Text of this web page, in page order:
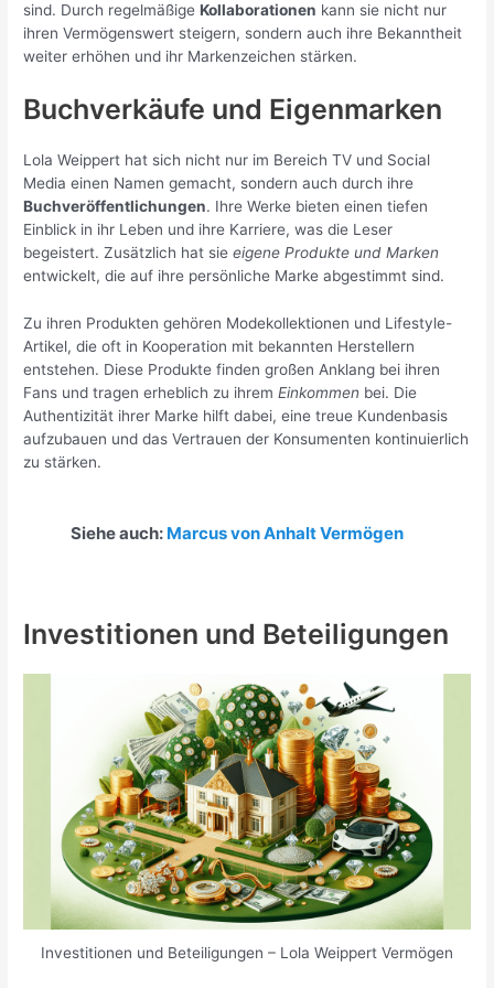
sind. Durch regelmäßigeKollaborationen kann sie nicht nur
ihren Vermögenswert steigern, sondern auch ihre Bekanntheit
weiter erhöhen und ihr Markenzeichen stärken.
Buchverkäufe und Eigenmarken
Lola Weippert hat sich nicht nur im Bereich TV und Social
Media einen Namen gemacht, sondern auch durch ihre
Buchveröffentlichungen. Ihre Werke bieten einen tiefen
Einblick in ihr Leben und ihre Karriere, was die Leser
begeistert. Zusätzlich hat sieeigene Produkte und Marken
entwickelt, die auf ihre persönliche Marke abgestimmt sind.
Zu ihren Produkten gehören Modekollektionen und Lifestyle-
Artikel, die oft in Kooperation mit bekannten Herstellern
entstehen. Diese Produkte finden großen Anklang bei ihren
Fans und tragen erheblich zu ihremEinkommen bei. Die
Authentizität ihrer Marke hilft dabei, eine treue Kundenbasis
aufzubauen und das Vertrauen der Konsumenten kontinuierlich
zu stärken.
Siehe auch: Marcus von Anhalt Vermögen
Investitionen und Beteiligungen
Investitionen und Beteiligungen – Lola Weippert Vermögen